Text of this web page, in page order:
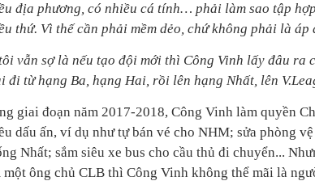
địa phương, có nhiều cá tính… phải làm sao tập
thứ. Vì thế cần phải mềm dẻo, chứ không phải là
vẫn sợ là nếu tạo đội mới thì Công Vinh lấy đâu ra
đi từ hạng Ba, hạng Hai, rồi lên hạng Nhất, lên
giai đoạn năm 2017-2018, Công Vinh làm quyền
dấu ấn, ví dụ như tự bán vé cho NHM; sửa phòng
Nhất; sắm siêu xe bus cho cầu thủ đi chuyển...
một ông chủ CLB thì Công Vinh không thể mãi là